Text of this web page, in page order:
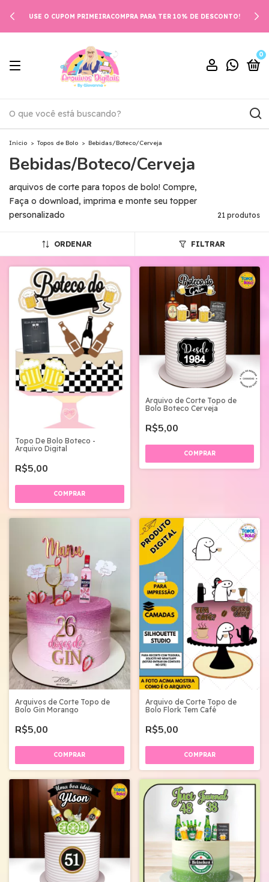
USE O CUPOM PRIMEIRACOMPRA PARA TER 10% DE DESCONTO!
0
Início > Topos de Bolo > Bebidas/Boteco/Cerveja
Bebidas/Boteco/Cerveja
arquivos de corte para topos de bolo! Compre,
Faça o download, imprima e monte seu topper
personalizado
21 produtos
ORDENAR FILTRAR
Topo De Bolo Boteco -
Arquivo Digital
R$5,00
Arquivo de Corte Topo de
Bolo Boteco Cerveja
R$5,00
Arquivos de Corte Topo de
Bolo Gin Morango
R$5,00
Arquivo de Corte Topo de
Bolo Flork Tem Café
R$5,00